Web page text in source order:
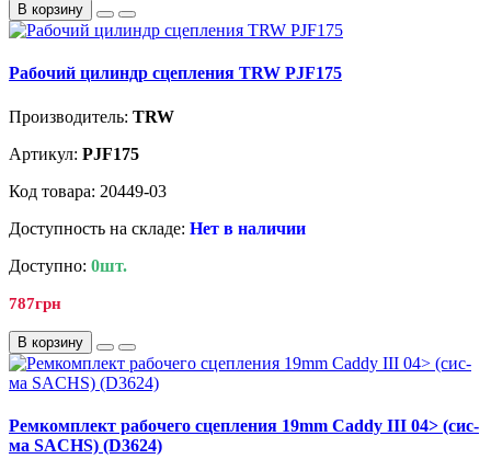
В корзину
Рабочий цилиндр сцепления TRW PJF175
Производитель: TRW
Артикул: PJF175
Код товара: 20449-03
Доступность на складе: Нет в наличии
Доступно: 0шт.
787грн
В корзину
Ремкомплект рабочего сцепления 19mm Caddy III 04> (сис-
ма SACHS) (D3624)